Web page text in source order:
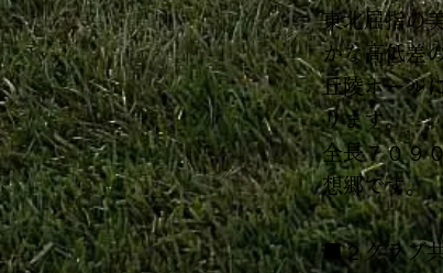
東北屈指の
かな高低差
丘陵ホール
ります。
全長７０９
想郷です。
■２クラブ